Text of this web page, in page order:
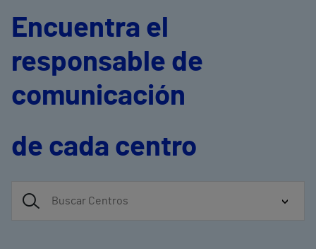
Encuentra el
responsable de
comunicación
de cada centro